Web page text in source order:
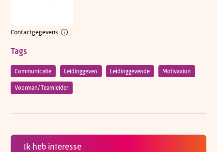
Contactgegevens
Tags
Communicatie Leidinggeven Leidinggevende Motivaxion
Voorman/Teamleider
Ik heb interesse